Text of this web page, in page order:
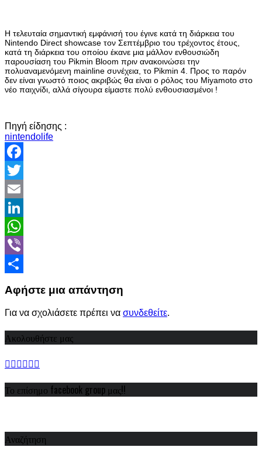
Η τελευταία σημαντική εμφάνισή του έγινε κατά τη διάρκεια του
Nintendo Direct showcase τον Σεπτέμβριο του τρέχοντος έτους,
κατά τη διάρκεια του οποίου έκανε μια μάλλον ενθουσιώδη
παρουσίαση του Pikmin Bloom πριν ανακοινώσει την
πολυαναμενόμενη mainline συνέχεια, το Pikmin 4. Προς το παρόν
δεν είναι γνωστό ποιος ακριβώς θα είναι ο ρόλος του Miyamoto στο
νέο παιχνίδι, αλλά σίγουρα είμαστε πολύ ενθουσιασμένοι !
Πηγή είδησης :
nintendolife
Facebook
Twitter
Email
LinkedIn
WhatsApp
Viber
Αφήστε μια απάντηση
Για να σχολιάσετε πρέπει να συνδεθείτε.
Ακολουθήστε μας
Το επίσημο facebook group μας!!
Αναζήτηση